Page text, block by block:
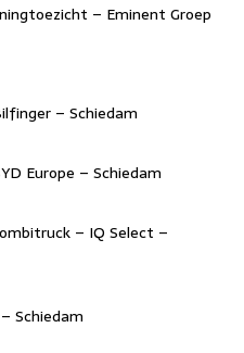
– Eminent Groep
– Schiedam
Europe – Schiedam
– IQ Select –
Schiedam